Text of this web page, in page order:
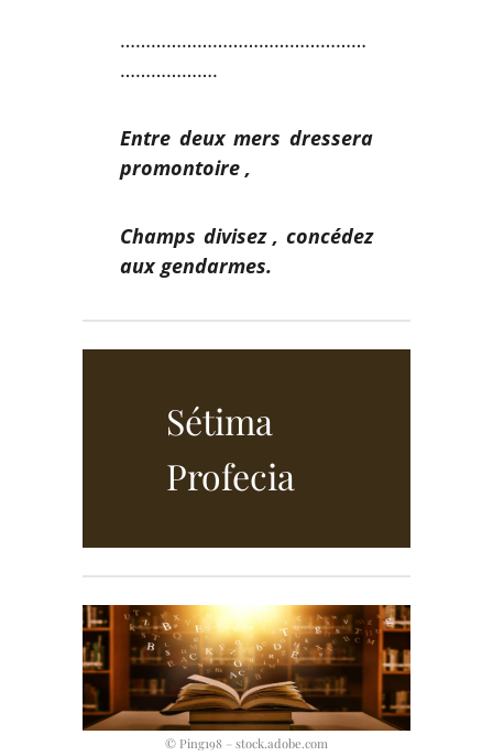
…………………………………………
……………….
Entre deux mers dressera
promontoire ,
Champs divisez , concédez
aux gendarmes.
Sétima
Profecia
© Ping198 – stock.adobe.com